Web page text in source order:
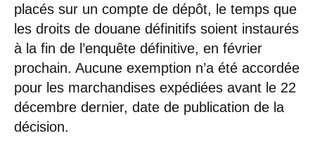
placés sur un compte de dépôt, le temps que
les droits de douane définitifs soient instaurés
à la fin de l’enquête définitive, en février
prochain. Aucune exemption n’a été accordée
pour les marchandises expédiées avant le 22
décembre dernier, date de publication de la
décision.